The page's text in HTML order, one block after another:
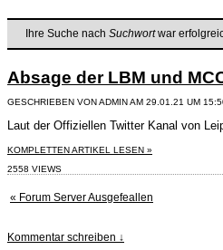
Ihre Suche nach Suchwortwar
Absage der LBM und
GESCHRIEBEN VON ADMIN AM 29.01.21 UM
Laut der Offiziellen Twitter Kanal von
KOMPLETTEN ARTIKEL LESEN »
2558 VIEWS
« Forum Server Ausgefeallen
Kommentar schreiben ↓